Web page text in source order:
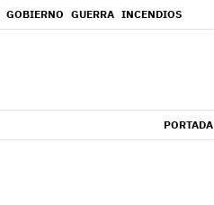
GOBIERNO GUERRA INCENDIOS
PORTADA